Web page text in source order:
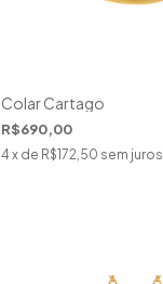
Colar Cartago
R$690,00
4 x de R$172,50 sem juros